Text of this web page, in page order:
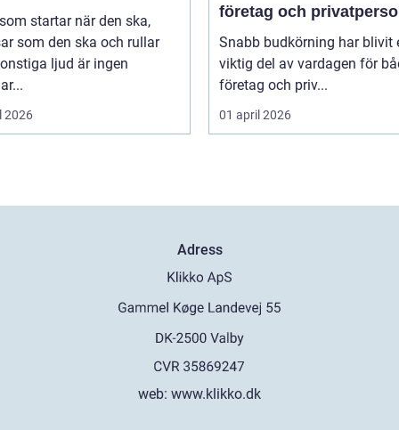
startar när den ska,
som den ska och rullar
ljud är ingen
2026
företag och
rätt lösning
Snabb budkörning har blivit
viktig del av vardagen för
företag och priv...
01 april 2026
Adress
web: www.klikko.dk